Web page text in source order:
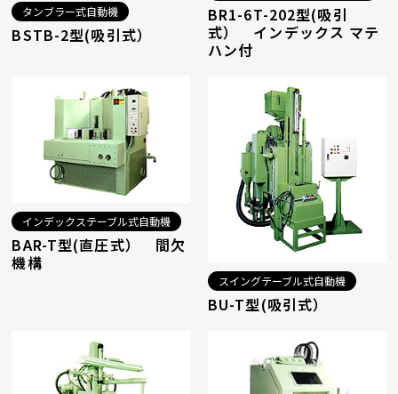
タンブラー式自動機
BSTB-2型(吸引式）
BR1-6T-202型(吸引
式） インデックス マテ
ハン付
インデックステーブル式自動機
BAR-T型(直圧式） 間欠
機構
スイングテーブル式自動機
BU-T型(吸引式）